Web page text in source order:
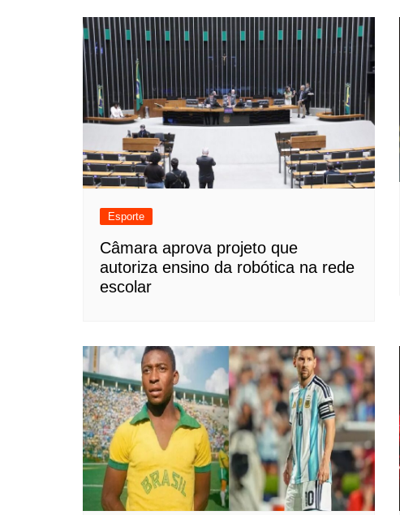
Esporte
Câmara aprova projeto que
autoriza ensino da robótica na rede
escolar